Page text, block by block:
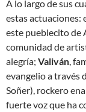
A lo largo de sus
estas actuaciones:
este pueblecito de
comunidad de
alegría; Valiván ,
evangelio a través
Soñer), rockero
fuerte voz que ha